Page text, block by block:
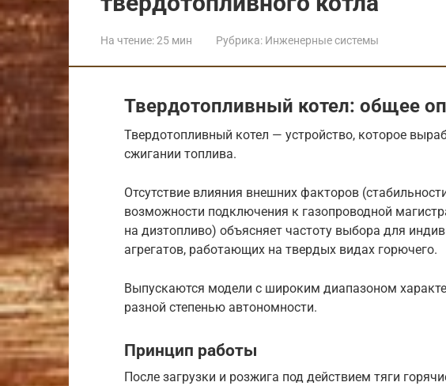
На чтение:25 мин Рубрика: Инженерные системы
Твердотопливный котел: общее
Твердотопливный котел — устройство, которое
сжигании топлива.
Отсутствие влияния внешних факторов
возможности подключения к газопроводной
на дизтопливо) объясняет частоту выбора для
агрегатов, работающих на твердых видах горючего.
Выпускаются модели с широким диапазоном
разной степенью автономности.
Принцип работы
После загрузки и розжига под действием тяги